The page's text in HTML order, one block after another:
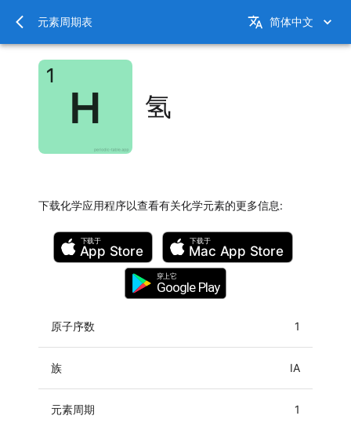
元素周期表 简体中文
氢
下载化学应用程序以查看有关化学元素的更多信息:
下载于
App Store
下载于
Mac App Store
穿上它
Google Play
原子序数 1
族 IA
元素周期 1